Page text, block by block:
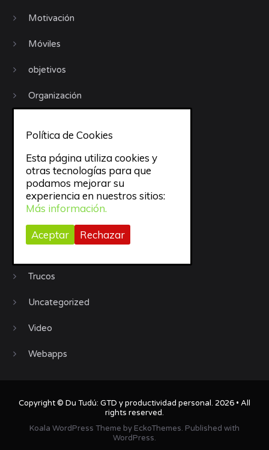
Motivación
Móviles
objetivos
Organización
Recursos
Sueño
todo
Trucos
Uncategorized
Video
Webapps
Copyright © Du Tudú: GTD y productividad personal. 2026 • All
rights reserved.
Koala WordPress Theme by EckoThemes. Published with
WordPress.
Política de Cookies
Esta página utiliza cookies y
otras tecnologías para que
podamos mejorar su
experiencia en nuestros sitios:
Más información.
Aceptar Rechazar